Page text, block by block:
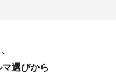
選びから